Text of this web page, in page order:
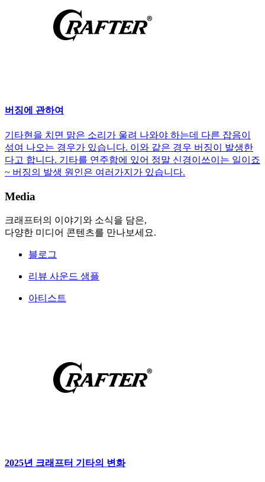
버징에 관하여
기타현을 치면 맑은 소리가 울려 나와야 하는데 다른 잡음이
섞여 나오는 경우가 있습니다. 이와 같은 경우 버징이 발생한
다고 합니다. 기타를 연주함에 있어 정말 신경이쓰이는 일이죠
~ 버징의 발생 원인은 여러가지가 있습니다.
Media
크래프터의 이야기와 소식을 담은,
다양한 미디어 콘텐츠를 만나보세요.
블로그
리뷰 사운드 샘플
아티스트
2025년 크래프터 기타의 변화